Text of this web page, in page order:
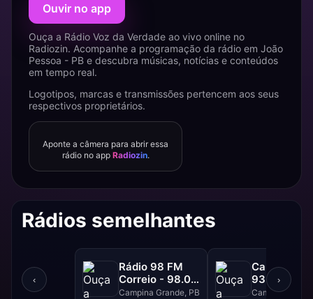
Ouvir no app
Ouça a Rádio Voz da Verdade ao vivo online no
Radiozin. Acompanhe a programação da rádio em João
Pessoa - PB e descubra músicas, notícias e conteúdos
em tempo real.
Logotipos, marcas e transmissões pertencem aos seus
respectivos proprietários.
Aponte a câmera para abrir essa
rádio no app Radiozin.
Rádios semelhantes
‹
Rádio 98 FM
Correio - 98.0
FM
Campina Grande, PB
Campina
93.1 FM
Campina
›